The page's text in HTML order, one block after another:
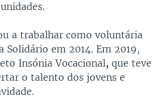
a trabalhar como voluntária
Solidário em 2014. Em 2019,
Insónia Vocacional, que teve
o talento dos jovens e